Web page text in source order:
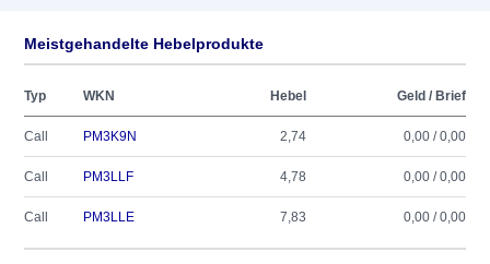
Meistgehandelte Hebelprodukte
Typ WKN Hebel Geld / Brief
Call PM3K9N 2,74 0,00 / 0,00
Call PM3LLF 4,78 0,00 / 0,00
Call PM3LLE 7,83 0,00 / 0,00